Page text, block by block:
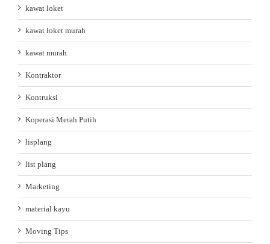
kawat loket
kawat loket murah
kawat murah
Kontraktor
Kontruksi
Koperasi Merah Putih
lisplang
list plang
Marketing
material kayu
Moving Tips